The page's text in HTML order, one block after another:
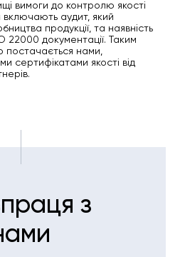
вимоги до контролю якості
включають аудит, який
продукції, та наявність
22000 документації. Таким
постачається нами,
сертифікатами якості від
з